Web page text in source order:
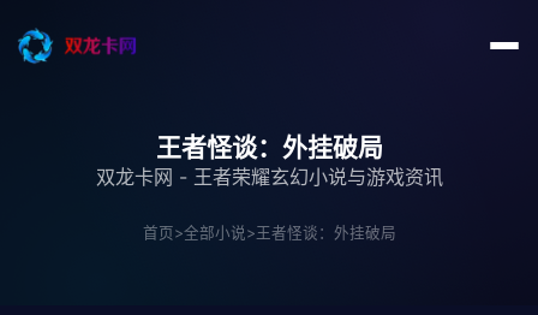
王者怪谈：外挂破局
双龙卡网 - 王者荣耀玄幻小说与游戏资讯
首页>全部小说>王者怪谈：外挂破局